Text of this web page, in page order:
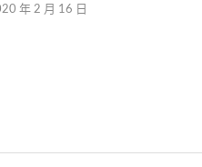
年 2 月 16 日